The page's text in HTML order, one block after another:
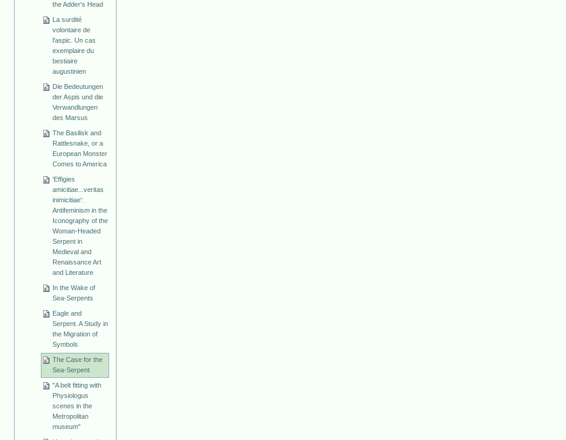
the Adder's Head
La surdité
volontaire de
l'aspic. Un cas
exemplaire du
bestiaire
augustinien
Die Bedeutungen
der Aspis und die
Verwandlungen
des Marsus
The Basilisk and
Rattlesnake, or a
European Monster
Comes to America
'Effigies
amicitiae...veritas
inimicitiae':
Antifeminism in the
Iconography of the
Woman-Headed
Serpent in
Medieval and
Renaissance Art
and Literature
In the Wake of
Sea-Serpents
Eagle and
Serpent. A Study in
the Migration of
Symbols
The Case for the
Sea-Serpent
"A belt fitting with
Physiologus
scenes in the
Metropolitan
museum"